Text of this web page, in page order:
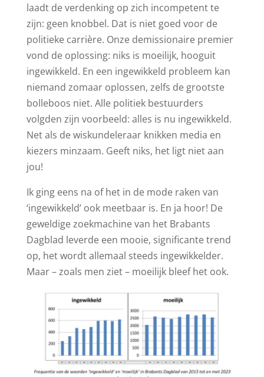
laadt de verdenking op zich incompetent te
zijn: geen knobbel. Dat is niet goed voor de
politieke carrière. Onze demissionaire premier
vond de oplossing: niks is moeilijk, hooguit
ingewikkeld. En een ingewikkeld probleem kan
niemand zomaar oplossen, zelfs de grootste
bolleboos niet. Alle politiek bestuurders
volgden zijn voorbeeld: alles is nu ingewikkeld.
Net als de wiskundeleraar knikken media en
kiezers minzaam. Geeft niks, het ligt niet aan
jou!
Ik ging eens na of het in de mode raken van
‘ingewikkeld’ ook meetbaar is. En ja hoor! De
geweldige zoekmachine van het Brabants
Dagblad leverde een mooie, significante trend
op, het wordt allemaal steeds ingewikkelder.
Maar – zoals men ziet – moeilijk bleef het ook.